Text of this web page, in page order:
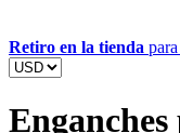
Retiro en la tienda